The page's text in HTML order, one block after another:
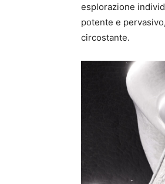
esplorazione
potente e
circostante.